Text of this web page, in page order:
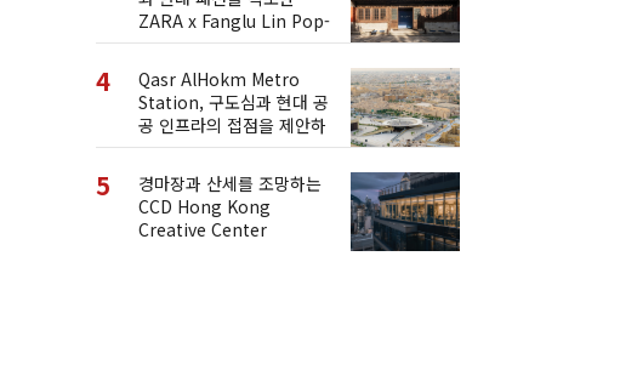
ZARA x Fanglu Lin Pop-
Up
4
Qasr AlHokm Metro
Station, 구도심과 현대 공
공 인프라의 접점을 제안하
다
5
경마장과 산세를 조망하는
CCD Hong Kong
Creative Center